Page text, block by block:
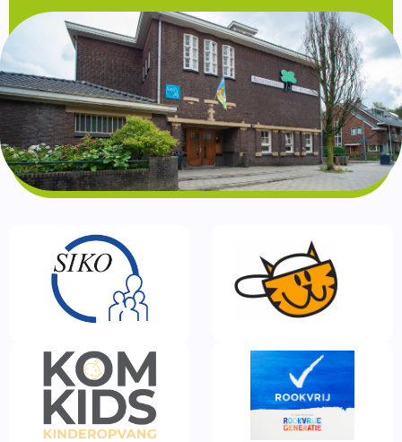
Schoolgids
Gezonde school
Kinderopvang
BSO
Routebeschrijving
Privacy